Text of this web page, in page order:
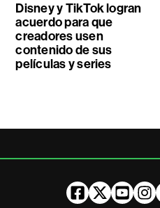
Disney y TikTok logran
acuerdo para que
creadores usen
contenido de sus
películas y series